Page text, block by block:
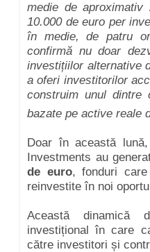
medie de
10.000 de euro per
în medie, de patru
confirmă nu doar
investițiilor alternative
a oferi investitorilor
construim unul dintre
bazate pe active reale
Doar în această
Investments au
de euro, fonduri
reinvestite în noi
Această dinamică
investițional în care
către investitori și